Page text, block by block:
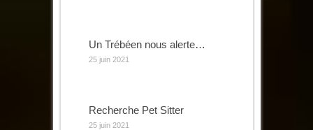
Un Trébéen nous alerte…
25 juin 2021
Recherche Pet Sitter
25 juin 2021